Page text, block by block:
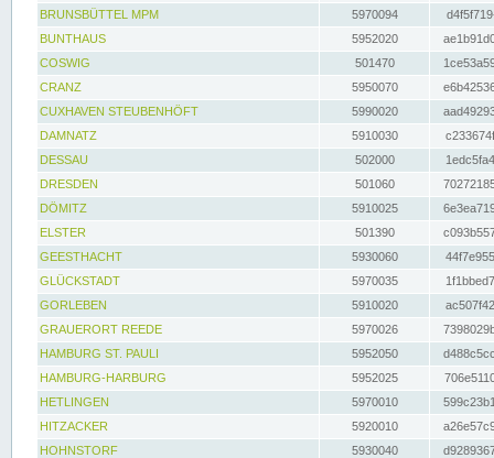
BRUNSBÜTTEL MPM
5970094
BUNTHAUS
5952020
COSWIG
501470
CRANZ
5950070
CUXHAVEN STEUBENHÖFT
5990020
DAMNATZ
5910030
DESSAU
502000
DRESDEN
501060
DÖMITZ
5910025
ELSTER
501390
GEESTHACHT
5930060
GLÜCKSTADT
5970035
GORLEBEN
5910020
GRAUERORT REEDE
5970026
HAMBURG ST. PAULI
5952050
HAMBURG-HARBURG
5952025
HETLINGEN
5970010
HITZACKER
5920010
HOHNSTORF
5930040